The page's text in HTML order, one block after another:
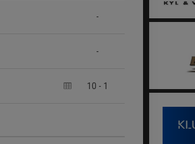
-
-
10 - 1